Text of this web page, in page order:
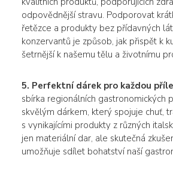
odpovědnější stravu. Podporovat
řetězce a produkty bez přídavných
konzervantů je způsob, jak přispět k
šetrnější k našemu tělu a životnímu
5. Perfektní dárek pro každou
sbírka regionálních gastronomických
skvělým dárkem, který spojuje chuť,
s vynikajícími produkty z různých
jen materiální dar, ale skutečná
umožňuje sdílet bohatství naší